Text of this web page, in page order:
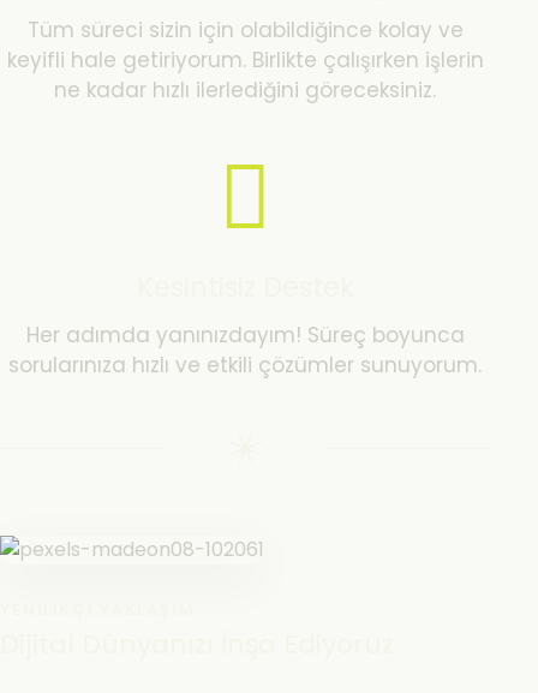
Tüm süreci sizin için olabildiğince kolay ve
keyifli hale getiriyorum. Birlikte çalışırken işlerin
ne kadar hızlı ilerlediğini göreceksiniz.
Her adımda yanınızdayım! Süreç boyunca
sorularınıza hızlı ve etkili çözümler sunuyorum.